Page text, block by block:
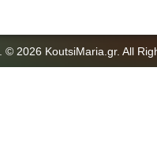
© 2026 KoutsiMaria.gr. All